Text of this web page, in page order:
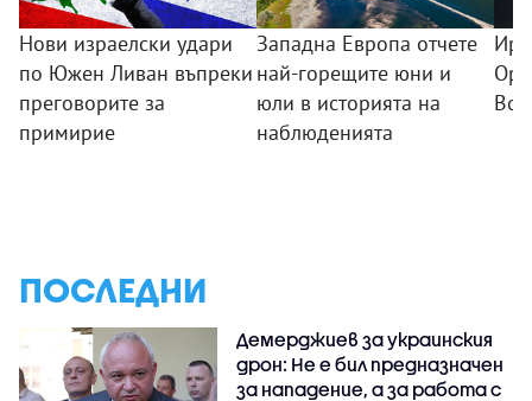
Нови израелски удари
по Южен Ливан въпреки
преговорите за
примирие
Западна Европа отчете
най-горещите юни и
юли в историята на
наблюденията
ПОСЛЕДНИ
Демерджиев за украинския
дрон: Не е бил предназначен
за нападение, а за работа с